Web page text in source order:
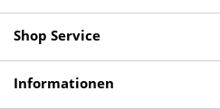
Shop Service
Informationen